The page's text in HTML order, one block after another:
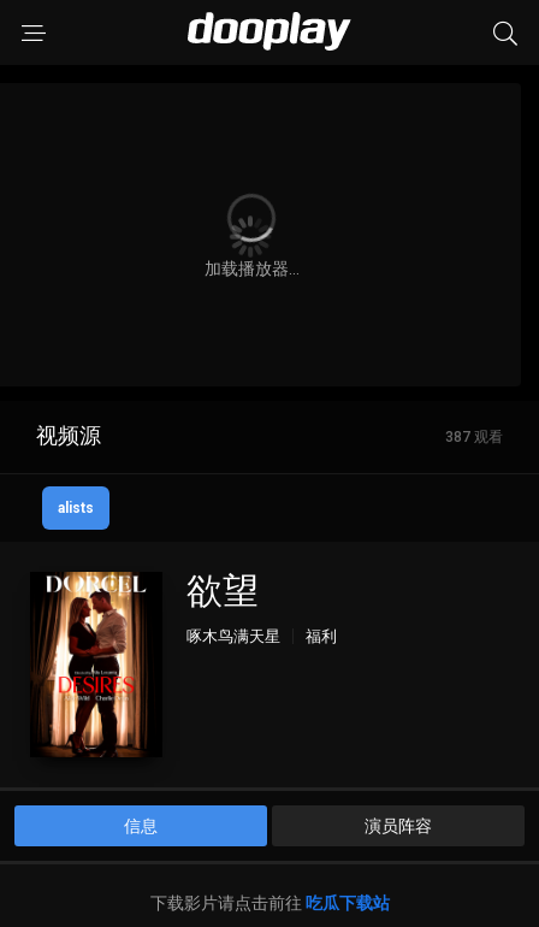
视频源 387 观看
alists
欲望
啄木鸟满天星 福利
信息 演员阵容
下载影片请点击前往 吃瓜下载站